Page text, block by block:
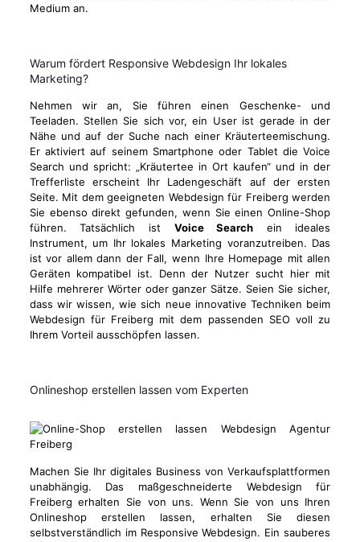
Medium an.
Warum fördert Responsive Webdesign Ihr lokales
Marketing?
Nehmen wir an, Sie führen einen Geschenke- und
Teeladen. Stellen Sie sich vor, ein User ist gerade in der
Nähe und auf der Suche nach einer Kräuterteemischung.
Er aktiviert auf seinem Smartphone oder Tablet die Voice
Search und spricht: „Kräutertee in Ort kaufen“ und in der
Trefferliste erscheint Ihr Ladengeschäft auf der ersten
Seite. Mit dem geeigneten Webdesign für Freiberg werden
Sie ebenso direkt gefunden, wenn Sie einen Online-Shop
führen. Tatsächlich ist Voice Search ein ideales
Instrument, um Ihr lokales Marketing voranzutreiben. Das
ist vor allem dann der Fall, wenn Ihre Homepage mit allen
Geräten kompatibel ist. Denn der Nutzer sucht hier mit
Hilfe mehrerer Wörter oder ganzer Sätze. Seien Sie sicher,
dass wir wissen, wie sich neue innovative Techniken beim
Webdesign für Freiberg mit dem passenden SEO voll zu
Ihrem Vorteil ausschöpfen lassen.
Onlineshop erstellen lassen vom Experten
Machen Sie Ihr digitales Business von Verkaufsplattformen
unabhängig. Das maßgeschneiderte Webdesign für
Freiberg erhalten Sie von uns. Wenn Sie von uns Ihren
Onlineshop erstellen lassen, erhalten Sie diesen
selbstverständlich im Responsive Webdesign. Ein sauberes